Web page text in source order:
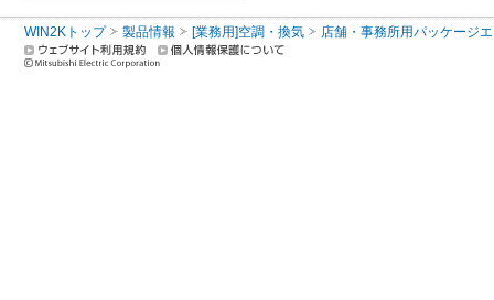
WIN2Kトップ 製品情報 [業務用]空調・換気 店舗・事務所用パッケージ